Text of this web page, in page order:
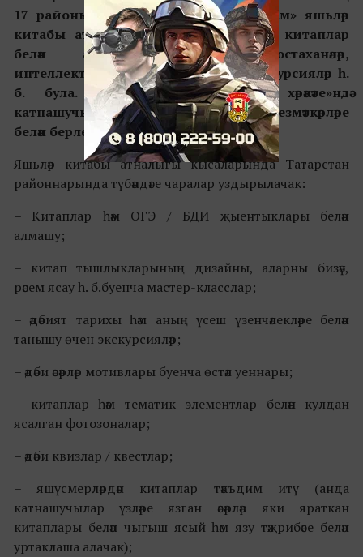
17 районында «Укыйм. Яшим. Яратам» яшьләр
китабы атналыгы уза. Программада китаплар
белән алмашыну, иҗади остаханәләр,
интеллектуаль һәм өстәл уеннары, экскурсияләр һ.
б. була. Чаралар «Алдынгылар хәрәкәте»ндә
катнашучы яшүсмерләр һәм китапханә хезмәткәрләре
белән берлектә оештырыла.
Яшьләр китабы атналыгы кысаларында Татарстан
районнарында түбәндәге чаралар уздырылачак:
– Китаплар һәм ОГЭ / БДИ җыентыклары белән
алмашу;
– китап тышлыкларының дизайны, аларны бизәү,
рәсем ясау һ. б.буенча мастер-класслар;
– әдәбият тарихы һәм аның үсеш үзенчәлекләре белән
танышу өчен экскурсияләр;
– әдәби әсәрләр мотивлары буенча өстәл уеннары;
– китаплар һәм тематик элементлар белән кулдан
ясалган фотозоналар;
– әдәби квизлар / квестлар;
– яшүсмерләрдән китаплар тәкъдим итү (анда
катнашучылар үзләре язган әсәрләр яки яраткан
китаплары белән чыгыш ясый һәм язу тәҗрибәсе белән
уртаклаша алачак);